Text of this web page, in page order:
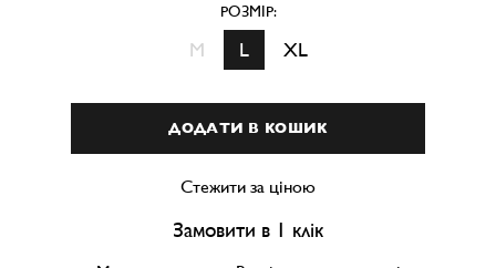
РОЗМІР:
M L XL
ДОДАТИ В КОШИК
Стежити за ціною
Замовити в 1 клік